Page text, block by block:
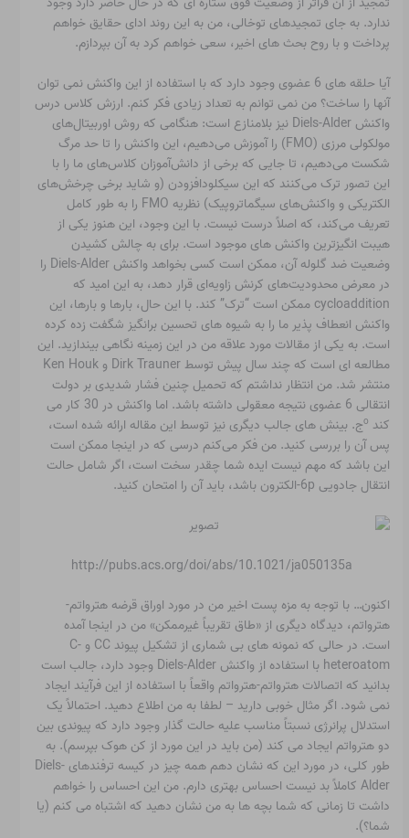
ندارد. به جای تمجیدهای توخالی، من به این روند ادای حقایق خواهم
پرداخت و با روح بحث های اخیر، سعی خواهم کرد به آن بپردازم.
آیا حلقه های 6 عضوی وجود دارد که با استفاده از این واکنش نمی توان
آنها را ساخت؟ من نمی توانم به تعداد زیادی فکر کنم. ارزش کلاس درس
واکنش Diels-Alder نیز بلامنازع است: هنگامی که روش اوربیتال‌های
مولکولی مرزی (FMO) را آموزش می‌دهیم، این واکنش را تا حد مرگ
شکست می‌دهیم، تا جایی که برخی از دانش‌آموزان کلاس‌های ما را با
این تصور ترک می‌کنند که این سیکلودافزودن (و شاید برخی چرخش‌های
الکتریکی و واکنش‌های سیگماتروپیک) نظریه FMO را به طور کامل
تعریف می‌کند، که اصلاً درست نیست. با این وجود، این هنوز یکی از
هیبت انگیزترین واکنش های موجود است. برای به چالش کشیدن
وضعیت ضد گلوله آن، ممکن است کسی بخواهد واکنش Diels-Alder را
در معرض محدودیت‌های کرنش زاویه‌ای قرار دهد، به این امید که
cycloaddition ممکن است “ترک” کند. با این حال، بارها و بارها، این
واکنش انعطاف پذیر ما را به شیوه های تحسین برانگیز شگفت زده کرده
است. به یکی از مقالات مورد علاقه من در این زمینه نگاهی بیندازید. این
مطالعه ای است که چند سال پیش توسط Dirk Trauner و Ken Houk
منتشر شد. من انتظار نداشتم که تحمیل چنین فشار شدیدی بر دولت
انتقالی 6 عضوی نتیجه معقولی داشته باشد. اما واکنش در 30 کار می
کند oج. بینش های جالب دیگری نیز توسط این مقاله ارائه شده است،
پس آن را بررسی کنید. من فکر می‌کنم درسی که در اینجا ممکن است
این باشد که مهم نیست ایده شما چقدر سخت است، اگر شامل حالت
انتقال جادویی 6p-الکترون باشد، باید آن را امتحان کنید.
http://pubs.acs.org/doi/abs/10.1021/ja050135a
اکنون… با توجه به مزه پست اخیر من در مورد اوراق قرضه هترواتم-
هترواتم، دیدگاه دیگری از «طاق تقریباً غیرممکن» من در اینجا آمده
است. در حالی که نمونه های بی شماری از تشکیل پیوند CC و C-
heteroatom با استفاده از واکنش Diels-Alder وجود دارد، جالب است
بدانید که اتصالات هترواتم-هترواتم واقعاً با استفاده از این فرآیند ایجاد
نمی شود. اگر مثال خوبی دارید – لطفا به من اطلاع دهید. احتمالاً یک
استدلال پرانرژی نسبتاً مناسب علیه حالت گذار وجود دارد که پیوندی بین
دو هترواتم ایجاد می کند (من باید در این مورد از کن هوک بپرسم). به
طور کلی، در مورد این که نشان دهم همه چیز در کیسه ترفندهای Diels-
Alder کاملاً بد نیست احساس بهتری دارم. من این احساس را خواهم
داشت تا زمانی که شما بچه ها به من نشان دهید که اشتباه می کنم (یا
شما؟).